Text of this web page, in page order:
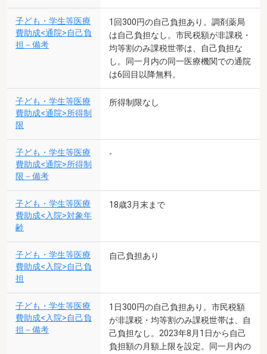
子ども・学生等医療
費助成<通院>自己負
担－備考
1回300円の自己負担あり。調剤薬局
は自己負担なし。市民税額が非課税・
均等割のみ課税世帯は、自己負担な
し。同一月内の同一医療機関での通院
は6回目以降無料。
子ども・学生等医療
費助成<通院>所得制
限
所得制限なし
子ども・学生等医療
費助成<通院>所得制
限－備考
-
子ども・学生等医療
費助成<入院>対象年
齢
18歳3月末まで
子ども・学生等医療
費助成<入院>自己負
担
自己負担あり
子ども・学生等医療
費助成<入院>自己負
担－備考
1日300円の自己負担あり。市民税額
が非課税・均等割のみ課税世帯は、自
己負担なし。2023年8月1日から自己
負担額の月額上限を設定。同一月内の